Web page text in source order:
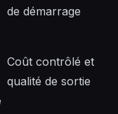
de démarrage
Coût contrôlé et
qualité de sortie